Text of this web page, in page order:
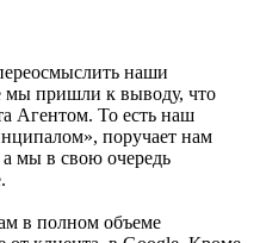
наши
мы пришли к выводу, что
Агентом. То есть наш
поручает нам
а мы в свою очередь
в полном объеме